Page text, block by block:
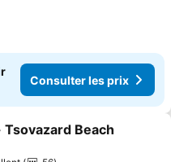
Consulter les prix
à mes favoris
Tsovazard Beach